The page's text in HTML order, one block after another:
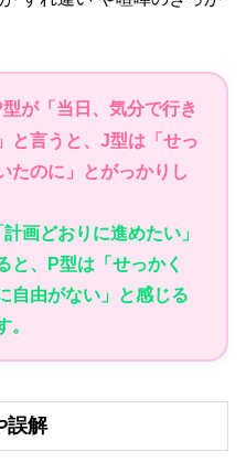
が「当日、気分で行き
と言うと、J型は「せっ
たのに」とがっかりし
画どおりに進めたい」
と、P型は「せっかく
自由がない」と感じる
。
誤解